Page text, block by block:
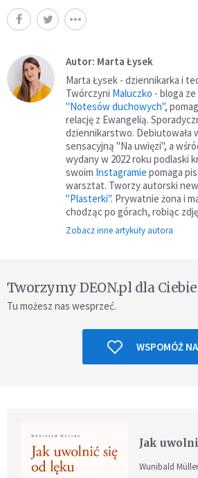
Autor: Marta Łysek
Marta Łysek - dziennikarka i
Twórczyni Maluczko - bloga
"Notesów duchowych",
relację z Ewangelią.
dziennikarstwo. Debiutowała
sensacyjną "Na uwięzi", a
wydany w 2022 roku podlaski
swoim Instagramie pomaga
warsztat. Tworzy autorski
"Plasterki". Prywatnie żona i
chodząc po górach, robiąc
Zobacz inne artykuły autora
Tworzymy DEON.pl dla Ciebie
Tu możesz nas wesprzeć.
WSPOMÓŻ
Jak
Wunibald